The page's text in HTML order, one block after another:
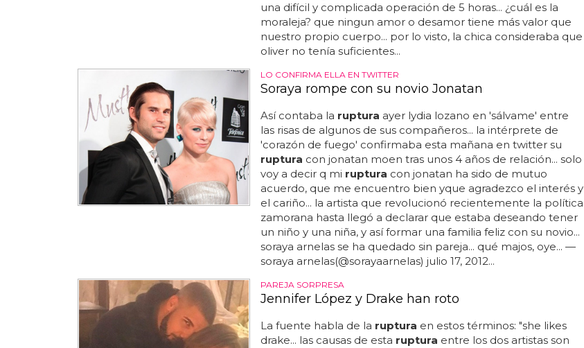
una difícil y complicada operación de 5 horas... ¿cuál es la
moraleja? que ningun amor o desamor tiene más valor que
nuestro propio cuerpo... por lo visto, la chica consideraba que
oliver no tenía suficientes...
LO CONFIRMA ELLA EN TWITTER
Soraya rompe con su novio Jonatan
Así contaba la ruptura ayer lydia lozano en 'sálvame' entre
las risas de algunos de sus compañeros... la intérprete de
'corazón de fuego' confirmaba esta mañana en twitter su
ruptura con jonatan moen tras unos 4 años de relación... solo
voy a decir q mi ruptura con jonatan ha sido de mutuo
acuerdo, que me encuentro bien yque agradezco el interés y
el cariño... la artista que revolucionó recientemente la política
zamorana hasta llegó a declarar que estaba deseando tener
un niño y una niña, y así formar una familia feliz con su novio...
soraya arnelas se ha quedado sin pareja... qué majos, oye... —
soraya arnelas(@sorayaarnelas) julio 17, 2012...
PAREJA SORPRESA
Jennifer López y Drake han roto
La fuente habla de la ruptura en estos términos: "she likes
drake... las causas de esta ruptura entre los dos artistas son